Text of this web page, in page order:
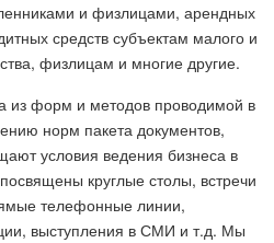
и физлицами, арендных
средств субъектам малого и
физлицам и многие другие.
форм и методов проводимой в
норм пакета документов,
условия ведения бизнеса в
круглые столы, встречи
телефонные линии,
выступления в СМИ и т.д. Мы